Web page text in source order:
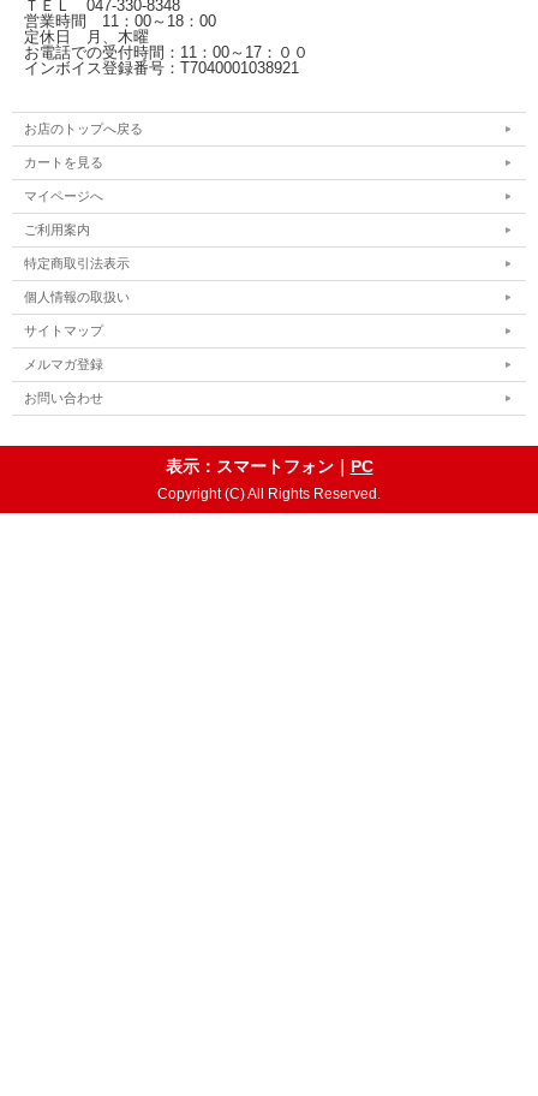
ＴＥＬ 047-330-8348
営業時間 11：00～18：00
定休日 月、木曜
お電話での受付時間：11：00～17：００
インボイス登録番号：T7040001038921
お店のトップへ戻る
カートを見る
マイページへ
ご利用案内
特定商取引法表示
個人情報の取扱い
サイトマップ
メルマガ登録
お問い合わせ
表示：スマートフォン｜ PC
Copyright (C) All Rights Reserved.